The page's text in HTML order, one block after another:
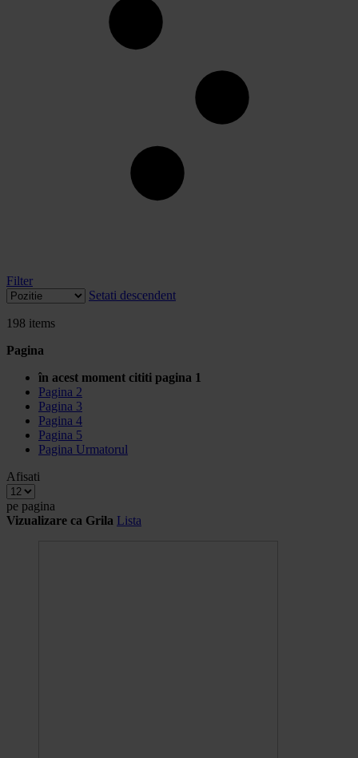
Filter
Setati descendent
198 items
Pagina
în acest moment cititi pagina 1
Pagina 2
Pagina 3
Pagina 4
Pagina 5
Pagina Urmatorul
Afisati
pe pagina
Vizualizare ca Grila Lista